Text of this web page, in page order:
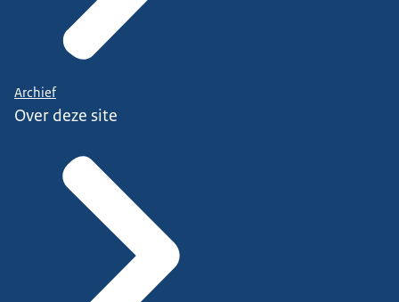
Archief
Over deze site